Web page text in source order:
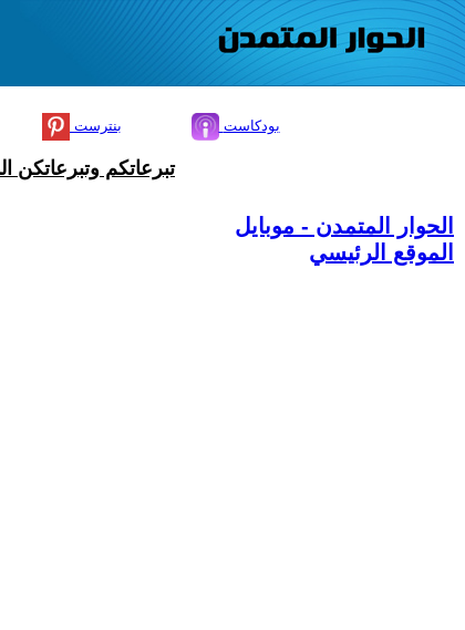
بنترست بودكاست
تبرعاتكم وتبرعاتكن
الحوار المتمدن - موبايل
الموقع الرئيسي